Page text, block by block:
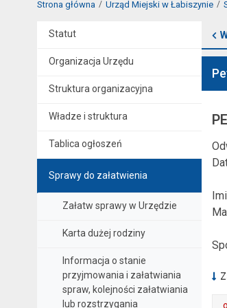
Strona główna Urząd Miejski w Łabiszynie
Statut
Organizacja Urzędu
Struktura organizacyjna
Władze i struktura
Tablica ogłoszeń
Sprawy do załatwienia
Załatw sprawy w Urzędzie
Karta dużej rodziny
Informacja o stanie
przyjmowania i załatwiania
spraw, kolejności załatwiania
lub rozstrzygania